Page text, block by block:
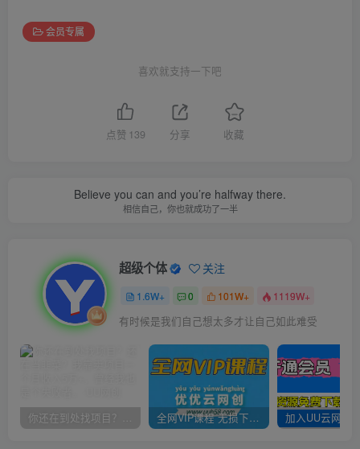
会员专属
喜欢就支持一下吧
点赞 139 分享 收藏
Believe you can and you’re halfway there.
相信自己，你也就成功了一半
超级个体 关注
1.6W+ 0 101W+ 1119W+
有时候是我们自己想太多才让自己如此难受
你还在到处找项目？还在当韭菜？我靠卖项目一个月收入5万+，曾经我也是个失败者。 全网VIP课程 无损下载~